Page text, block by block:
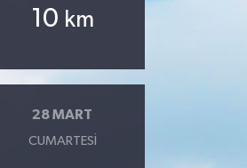
10 km
28 MART
CUMARTESI